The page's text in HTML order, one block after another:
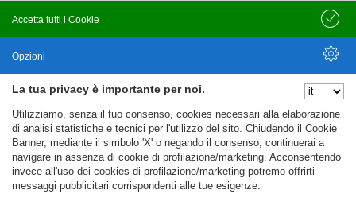
La tua privacy è importante per noi.
Utilizziamo, senza il tuo consenso, cookies necessari alla elaborazione
di analisi statistiche e tecnici per l'utilizzo del sito. Chiudendo il Cookie
Banner, mediante il simbolo 'X' o negando il consenso, continuerai a
navigare in assenza di cookie di profilazione/marketing. Acconsentendo
invece all'uso dei cookies di profilazione/marketing potremo offrirti
messaggi pubblicitari corrispondenti alle tue esigenze.
Accetta tutti i Cookie
Salva
Opzioni
Nascondi Opzioni